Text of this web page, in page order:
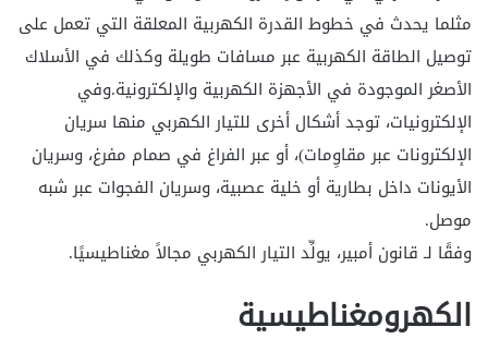
مثلما يحدث في خطوط القدرة الكهربية المعلقة التي تعمل على
توصيل الطاقة الكهربية عبر مسافات طويلة وكذلك في الأسلاك
الأصغر الموجودة في الأجهزة الكهربية والإلكترونية.وفي
الإلكترونيات، توجد أشكال أخرى للتيار الكهربي منها سريان
الإلكترونات عبر مقاوِمات)، أو عبر الفراغ في صمام مفرغ، وسريان
الأيونات داخل بطارية أو خلية عصبية، وسريان الفجوات عبر شبه
موصل.
وفقًا لـ قانون أمبير، يولِّد التيار الكهربي مجالاً مغناطيسيًا.
الكهرومغناطيسية